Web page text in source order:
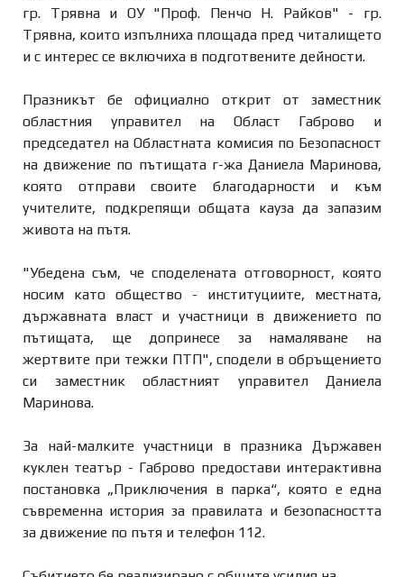
гр. Трявна и ОУ "Проф. Пенчо Н. Райков" - гр.
Трявна, които изпълниха площада пред читалището
и с интерес се включиха в подготвените дейности.
Празникът бе официално открит от заместник
областния управител на Област Габрово и
председател на Областната комисия по Безопасност
на движение по пътищата г-жа Даниела Маринова,
която отправи своите благодарности и към
учителите, подкрепящи общата кауза да запазим
живота на пътя.
"Убедена съм, че споделената отговорност, която
носим като общество - институциите, местната,
държавната власт и участници в движението по
пътищата, ще допринесе за намаляване на
жертвите при тежки ПТП", сподели в обръщението
си заместник областният управител Даниела
Маринова.
За най-малките участници в празника Държавен
куклен театър - Габрово предостави интерактивна
постановка „Приключения в парка“, която е една
съвременна история за правилата и безопасността
за движение по пътя и телефон 112.